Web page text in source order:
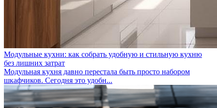
Модульные кухни: как собрать удобную и стильную кухню
без лишних затрат
Модульная кухня давно перестала быть просто набором
шкафчиков. Сегодня это удобн...